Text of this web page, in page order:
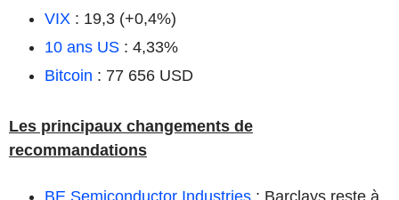
VIX : 19,3 (+0,4%)
10 ans US : 4,33%
Bitcoin : 77 656 USD
Les principaux changements de
recommandations
BE Semiconductor Industries : Barclays reste à